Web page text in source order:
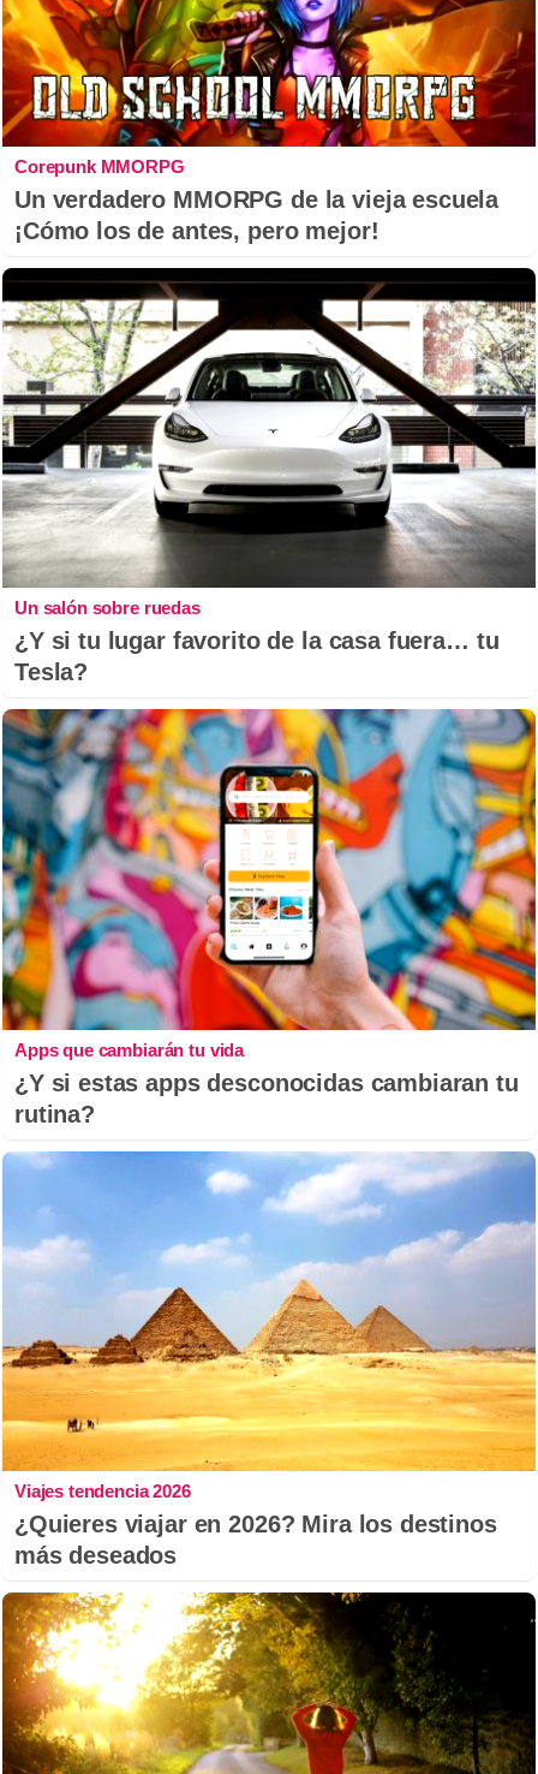
Corepunk MMORPG
Un verdadero MMORPG de la vieja escuela
¡Cómo los de antes, pero mejor!
Un salón sobre ruedas
¿Y si tu lugar favorito de la casa fuera… tu
Tesla?
Apps que cambiarán tu vida
¿Y si estas apps desconocidas cambiaran tu
rutina?
Viajes tendencia 2026
¿Quieres viajar en 2026? Mira los destinos
más deseados